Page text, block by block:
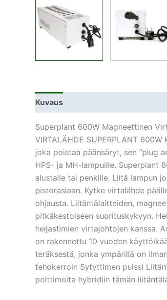
Kuvaus
Superplant 600W Magneettinen
VIRTALÄHDE SUPERPLANT
joka poistaa päänsäryt, sen ”plug
HPS- ja MH-lampuille. Superplant
alustalle tai penkille. Liitä lampun
pistorasiaan. Kytke virtalähde
ohjausta. Liitäntälaitteiden,
pitkäkestoiseen suorituskykyyn.
heijastimien virtajohtojen kanssa.
on rakennettu 10 vuoden
teräksestä, jonka ympärillä on
tehokerroin Sytyttimen pulssi
polttimoita hybridiin tämän